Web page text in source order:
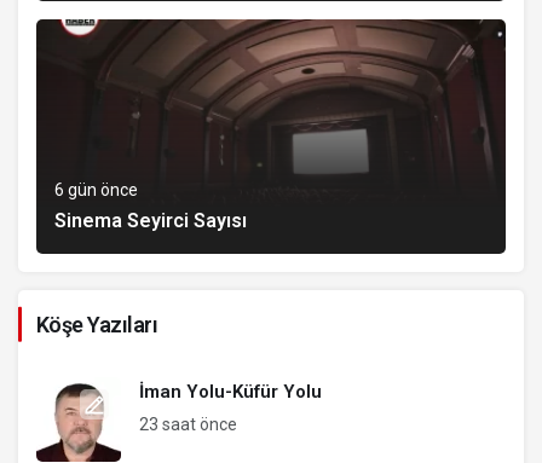
6 gün önce
Sinema Seyirci Sayısı
Köşe Yazıları
İman Yolu-Küfür Yolu
23 saat önce